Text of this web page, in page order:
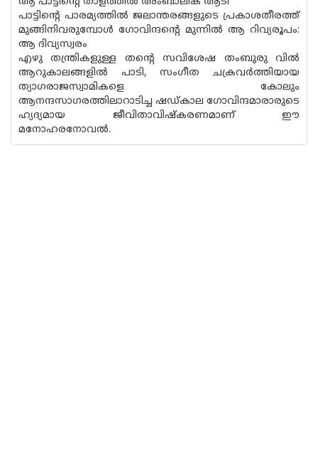
പാട്ടിന്റെ പാരമ്യത്തിൽ ജലാന്തരങ്ങളുടെ പ്രകാശതീരത്ത്
മുങ്ങിനിവരുമ്പോൾ ഗോവിന്ദൻ്റെ മുന്നിൽ ആ റിവ്യരൂപം:
ആ ദിവ്യസ്വരം
എഴു തന്ത്രികളുള്ള തൻ്റെ സവിശേഷ തംബുരു വിൽ
ആറുകാലങ്ങളിൽ പാടി, സംഗീത ചക്രവർത്തിയായ
ത്യാഗരാജസ്വാമികളെ കോലും
ആനന്ദസാഗരത്തിലാറാടിച്ച ഷഡ്‌കാല ഗോവിന്ദമാരാരുടെ
ഹ്യദ്യമായ ജീവിതാവിഷ്‌കരണമാണ് ഈ
മനോഹരനോവൽ.